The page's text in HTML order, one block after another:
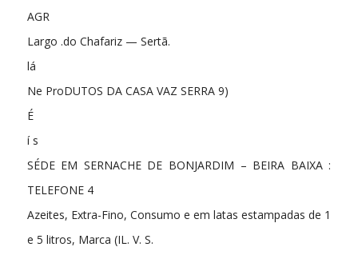
AGR
Largo .do Chafariz — Sertã.
lá
Ne ProDUTOS DA CASA VAZ SERRA 9)
É
í s
SÉDE EM SERNACHE DE BONJARDIM – BEIRA BAIXA :
TELEFONE 4
Azeites, Extra-Fino, Consumo e em latas estampadas de 1
e 5 litros, Marca (IL. V. S.